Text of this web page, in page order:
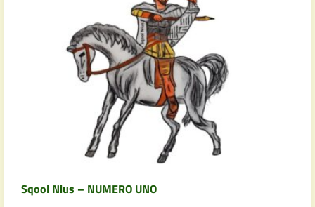
Sqool Nius – NUMERO UNO